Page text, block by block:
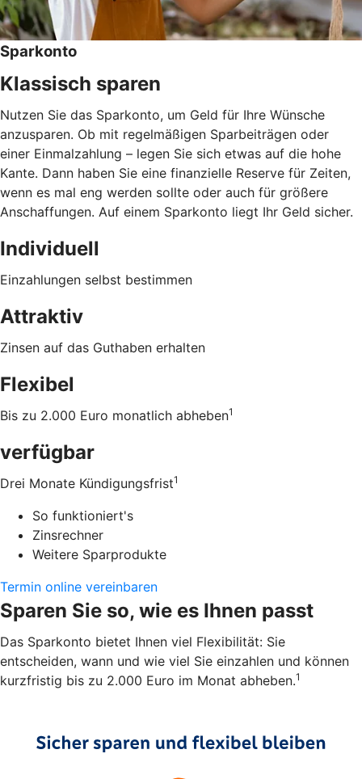
Sparkonto
Klassisch sparen
Nutzen Sie das Sparkonto, um Geld für Ihre Wünsche
anzusparen. Ob mit regelmäßigen Sparbeiträgen oder
einer Einmalzahlung – legen Sie sich etwas auf die hohe
Kante. Dann haben Sie eine finanzielle Reserve für Zeiten,
wenn es mal eng werden sollte oder auch für größere
Anschaffungen. Auf einem Sparkonto liegt Ihr Geld sicher.
Individuell
Einzahlungen selbst bestimmen
Attraktiv
Zinsen auf das Guthaben erhalten
Flexibel
Bis zu 2.000 Euro monatlich abheben1
verfügbar
Drei Monate Kündigungsfrist1
So funktioniert's
Zinsrechner
Weitere Sparprodukte
Termin online vereinbaren
Sparen Sie so, wie es Ihnen passt
Das Sparkonto bietet Ihnen viel Flexibilität: Sie
entscheiden, wann und wie viel Sie einzahlen und können
kurzfristig bis zu 2.000 Euro im Monat abheben.1